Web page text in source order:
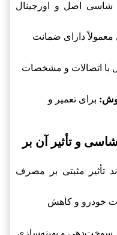
خرید سیبک طبق آریو Z300 جیلí شاسی اصل و اورجینال
دارای ضمانت
با اتصالات و مشخصات
برای تعمیر و
سیبک طبق آریو Z300 جیلí شاسی و تأثیر آن بر
تأثیر مثبتی بر مصرف
خودرو و کاهش